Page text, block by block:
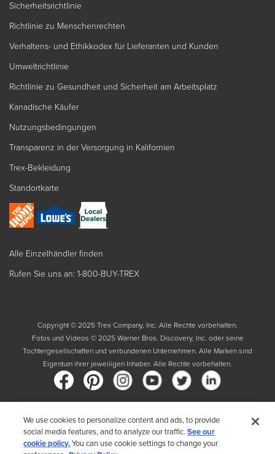
Sicherheitsrichtlinie
Richtlinie zu Menschenrechten
Verhaltens- und Ethikkodex für Lieferanten und Kunden
Umweltrichtlinie
Richtlinie zu Gesundheit und Sicherheit am Arbeitsplatz
Kanadische Käufer
Nutzungsbedingungen
Transparenz in der Versorgung in Kalifornien
Trex-Bekleidung
Standortkarte
Alle Einzelhändler finden
Rufen Sie uns an: 1-800-BUY-TREX
Copyright © 2025 Trex Company, Inc. Alle Rechte vorbehalten.
Fotos und Videos © 2025 Warner Bros. Discovery, Inc. oder seine
Tochtergesellschaften und verbundenen Unternehmen. Alle Marken sind
Eigentum ihrer jeweiligen Inhaber. Alle Rechte vorbehalten.
Land
Indem Sie Ihr Land auswählen, bestätigen Sie, dass Sie die
We use cookies to personalize content and ads, to provide
social media features, and to analyze our traffic.See our
cookie policy.You can use cookie settings to change your